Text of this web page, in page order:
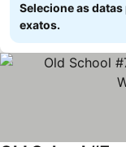
Selecione as
exatos.